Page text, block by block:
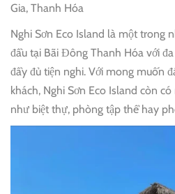
Gia, Thanh Hóa
Nghi Sơn Eco Island là một trong
đầu tại Bãi Đông Thanh Hóa với
đầy đủ tiện nghi. Với mong muốn
khách, Nghi Sơn Eco Island còn
như biệt thự, phòng tập thể hay